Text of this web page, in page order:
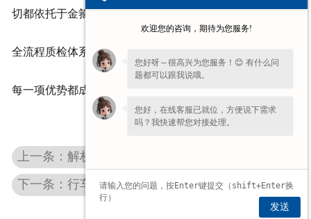
切都依托于金箍引进的现代加工设备、完善的工艺标准与
全流程质检体系，践行“诚信、高效、安全、共赢”理念，让
每一项优势都成为品质的坚实支撑。
下一条：行车制动器：以多面适配，应对车间复杂工况的制动专家
欢迎您的咨询，期待为您服务!
您好呀～很高兴为您服务！😊 有什么问
题都可以跟我说哦。
您好，在线客服已就位，方便说下需求
吗？我快速帮您对接处理。
发送